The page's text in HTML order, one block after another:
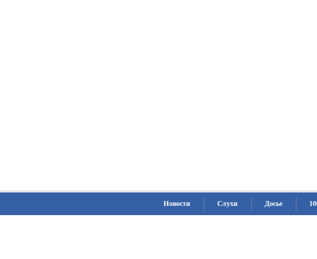
Новости Слухи Досье